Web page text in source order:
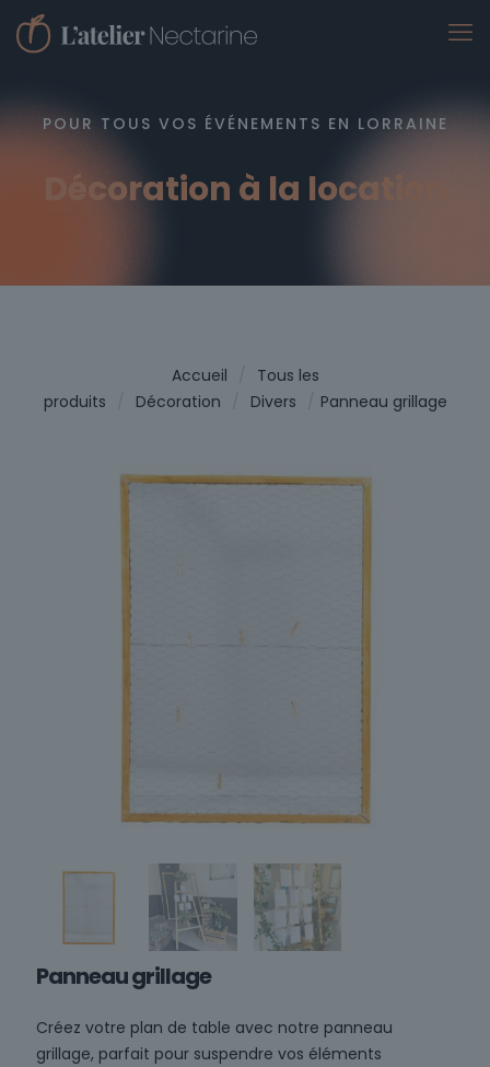
POUR TOUS VOS ÉVÉNEMENTS EN LORRAINE
Décoration à la location
Accueil
Tous les
produits
Décoration Divers Panneau grillage
Panneau grillage
Créez votre plan de table avec notre panneau
grillage, parfait pour suspendre vos éléments